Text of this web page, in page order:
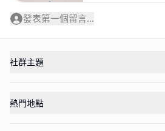
發表第一個留言...
社群主題
熱門地點